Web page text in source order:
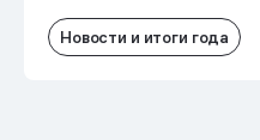
Новости и итоги года